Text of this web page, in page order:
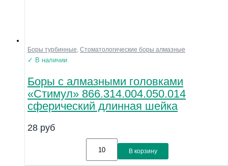
Боры турбинные, Стоматологические боры алмазные
✓ В наличии
Боры с алмазными головками
«Стимул» 866.314.004.050.014
сферический длинная шейка
28 руб
В корзину